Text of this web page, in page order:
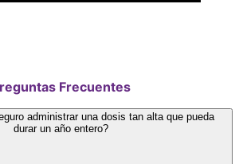
Frecuentes
administrar una dosis tan alta que pueda
durar un año entero?